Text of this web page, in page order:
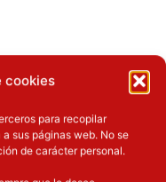
cookies
para recopilar
sus páginas web. No se
de carácter personal.